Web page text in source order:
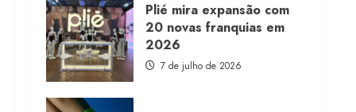
Plié mira expansão com
20 novas franquias em
2026
7 de julho de 2026